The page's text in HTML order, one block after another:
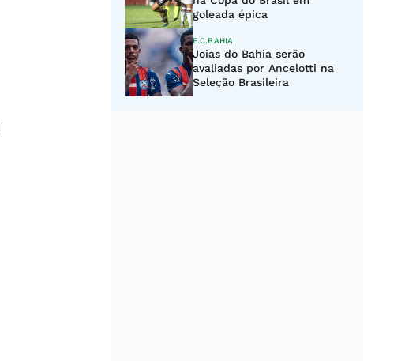
goleada épica
E.C.BAHIA
Joias do Bahia serão
avaliadas por Ancelotti na
Seleção Brasileira